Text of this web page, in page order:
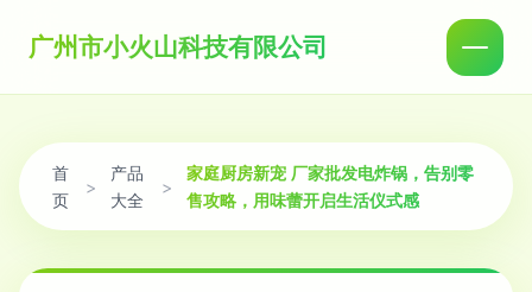
广州市小火山科技有限公司
首
页
>
产品
大全
>
家庭厨房新宠 厂家批发电炸锅，告别零
售攻略，用味蕾开启生活仪式感